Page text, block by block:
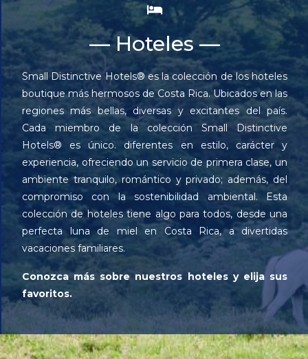
— Hoteles —
Small Distinctive Hotels® es la colección de los hoteles
boutique más hermosos de Costa Rica. Ubicados en las
regiones más bellas, diversas y excitantes del país.
Cada miembro de la colección Small Distinctive
Hotels® es único. diferentes en estilo, carácter y
experiencia, ofreciendo un servicio de primera clase, un
ambiente tranquilo, romántico y privado; además, del
compromiso con la sostenibilidad ambiental. Esta
colección de hoteles tiene algo para todos, desde una
perfecta luna de miel en Costa Rica, a divertidas
vacaciones familiares.
Conozca más sobre nuestros hoteles y elija sus
favoritos.